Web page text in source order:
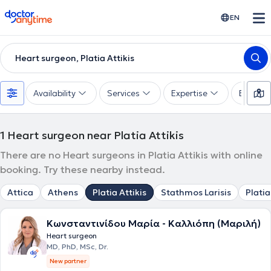
doctoranytime EN
Heart surgeon, Platia Attikis
Availability Services Expertise
1 Heart surgeon near Platia Attikis
There are no Heart surgeons in Platia Attikis with online
booking. Try these nearby instead.
Attica Athens Platia Attikis Stathmos Larisis
Κωνσταντινίδου Μαρία - Καλλιόπη (Μαριλή)
Heart surgeon
MD, PhD, MSc, Dr.
New partner